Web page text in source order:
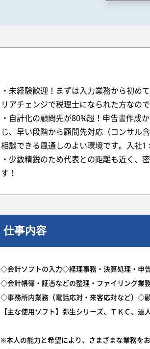
・未経験歓迎！まずは入力業務から初め
リアチェンジで税理士になられた方なの
・自計化の顧問先が80%超！申告書作成
じ、早い段階から顧問先対応（コンサル
相談できる風通しのよい環境です。入社1
・少数精鋭のため代表との距離も近く、
す！
仕事内容
◇会計ソフトの入力◇経理事務・決算処理・申
◇会計帳簿・証憑などの整理・ファイリング業
◇事務所内業務（電話応対・来客応対など）◇
【主な使用ソフト】弥生シリーズ、ＴＫＣ、達
※本人の能力と希望により、さまざまな業務を